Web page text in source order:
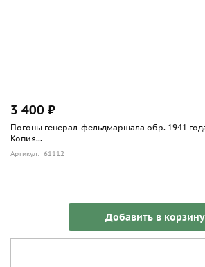
3 400 ₽
Погоны генерал-фельдмаршала обр. 1941
Копия...
Артикул: 61112
Добавить в корзину